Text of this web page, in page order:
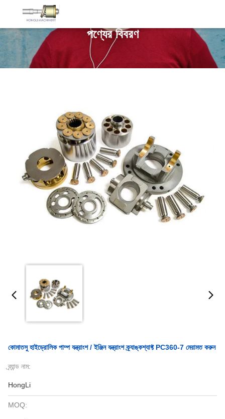
পণ্যের বিবরণ
কোমাতসু হাইড্রোলিক পাম্প যন্ত্রাংশ / ইঞ্জিন যন্ত্রাংশ ক্র্যাঙ্কশ্যাফ্ট PC360-7 মেরামত করুন
ব্র্যান্ড নাম:
HongLi
MOQ: